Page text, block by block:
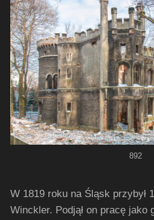
892
W 1819 roku na Śląsk przybył
Winckler. Podjął on pracę jako